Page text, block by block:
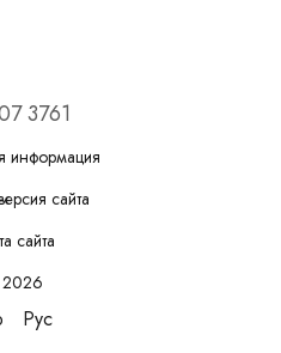
3761
информация
сайта
сайта
Рус